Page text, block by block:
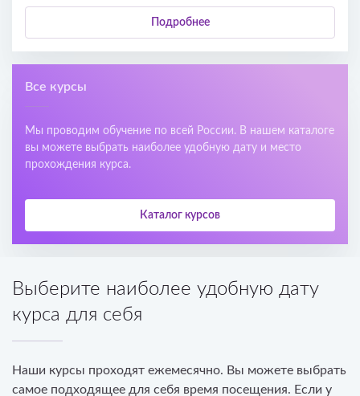
Подробнее
Все курсы
Мы проводим обучение по всей России. В нашем каталоге
вы можете выбрать наиболее удобную дату и место
прохождения курса.
Каталог курсов
Выберите наиболее удобную дату
курса для себя
Наши курсы проходят ежемесячно. Вы можете выбрать
самое подходящее для себя время посещения. Если у